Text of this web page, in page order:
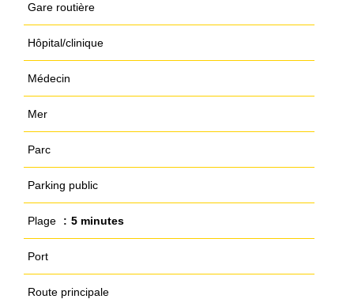
Gare routière
Hôpital/clinique
Médecin
Mer
Parc
Parking public
Plage 5 minutes
Port
Route principale